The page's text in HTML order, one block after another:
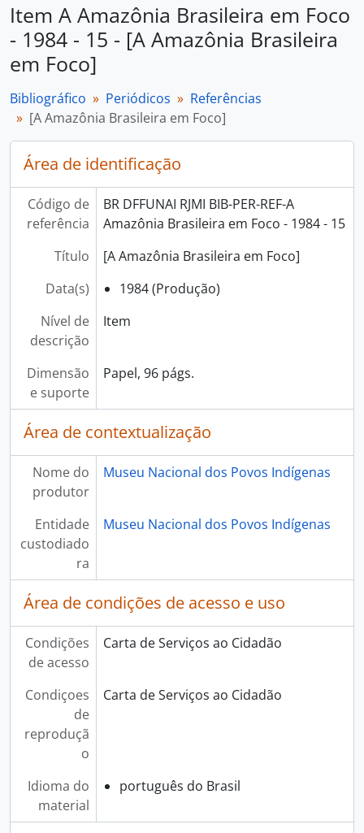
Item A Amazônia Brasileira em Foco
- 1984 - 15 - [A Amazônia Brasileira
em Foco]
Bibliográfico Periódicos
Referências
[A Amazônia Brasileira em Foco]
Área de identificação
Código de
referência
BR DFFUNAI RJMI BIB-PER-REF-A
Amazônia Brasileira em Foco - 1984 - 15
Título
[A Amazônia Brasileira em Foco]
Data(s)
1984 (Produção)
Nível de
descrição
Item
Dimensão
e suporte
Papel, 96 págs.
Área de contextualização
Nome do
produtor
Museu Nacional dos Povos Indígenas
Entidade
custodiado
ra
Museu Nacional dos Povos Indígenas
Área de condições de acesso e uso
Condições
de acesso
Carta de Serviços ao Cidadão
Condiçoes
de
reproduçã
o
Carta de Serviços ao Cidadão
Idioma do
material
português do Brasil